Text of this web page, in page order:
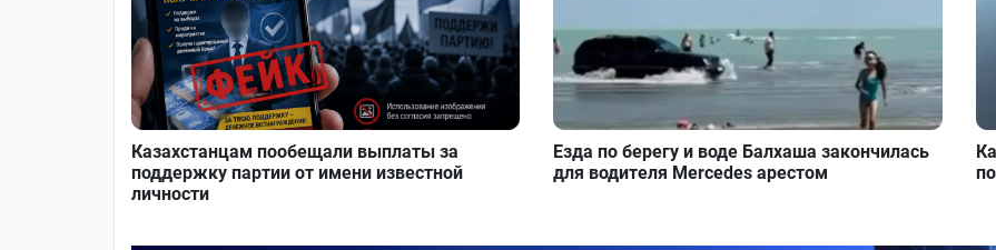
Казахстанцам пообещали выплаты за
поддержку партии от имени известной
личности
Езда по берегу и воде Балхаша закончилась
для водителя Mercedes арестом